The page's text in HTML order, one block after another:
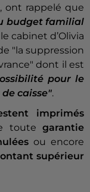
ont rappelé que
budget familial
cabinet d’Olivia
"la suppression
dont il est
pour le
caisse".
imprimés
toute garantie
ou encore
supérieur